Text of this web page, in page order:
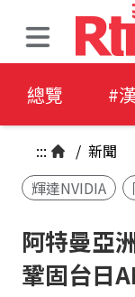
總覽 #
::: / 新聞
輝達NVIDIA
阿特曼亞
鞏固台日